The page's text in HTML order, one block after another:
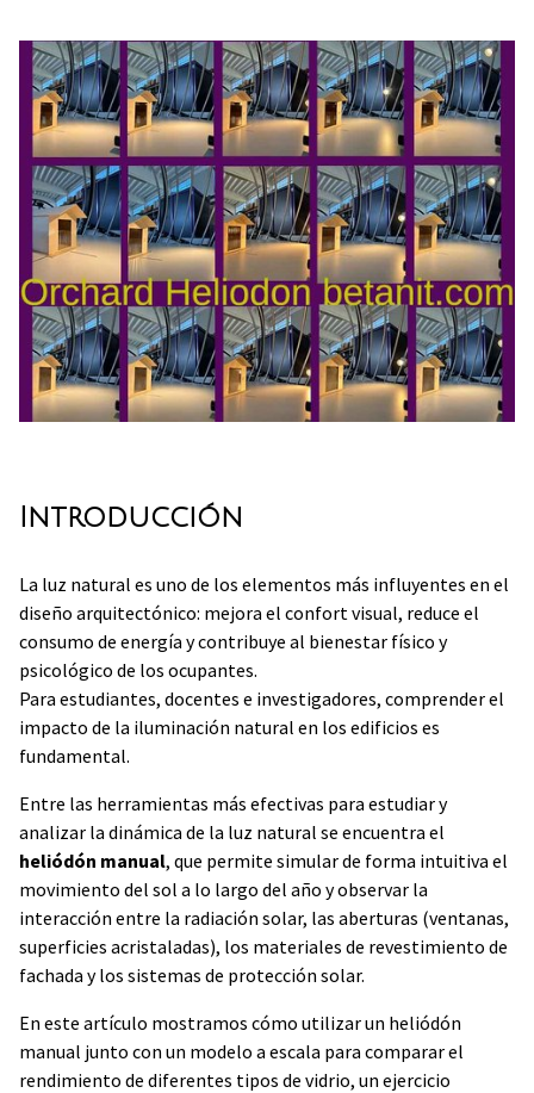
Introducción
La luz natural es uno de los elementos más influyentes en el
diseño arquitectónico: mejora el confort visual, reduce el
consumo de energía y contribuye al bienestar físico y
psicológico de los ocupantes.
Para estudiantes, docentes e investigadores, comprender el
impacto de la iluminación natural en los edificios es
fundamental.
Entre las herramientas más efectivas para estudiar y
analizar la dinámica de la luz natural se encuentra el
heliódón manual, que permite simular de forma intuitiva el
movimiento del sol a lo largo del año y observar la
interacción entre la radiación solar, las aberturas (ventanas,
superficies acristaladas), los materiales de revestimiento de
fachada y los sistemas de protección solar.
En este artículo mostramos cómo utilizar un heliódón
manual junto con un modelo a escala para comparar el
rendimiento de diferentes tipos de vidrio, un ejercicio